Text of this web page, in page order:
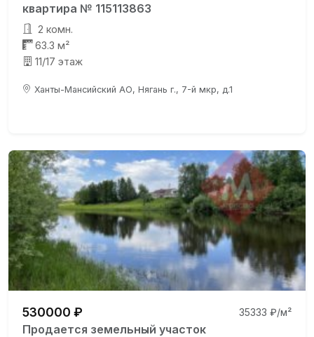
квартира № 115113863
2 комн.
63.3 м²
11/17 этаж
Ханты-Мансийский АО, Нягань г., 7-й мкр, д.1
530000 ₽ 35333 ₽/м²
Продается земельный участок